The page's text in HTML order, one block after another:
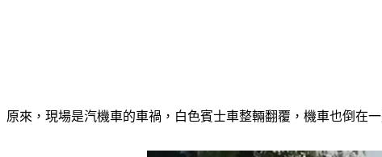
原來，現場是汽機車的車禍，白色賓士車整輛翻覆，機車也倒在